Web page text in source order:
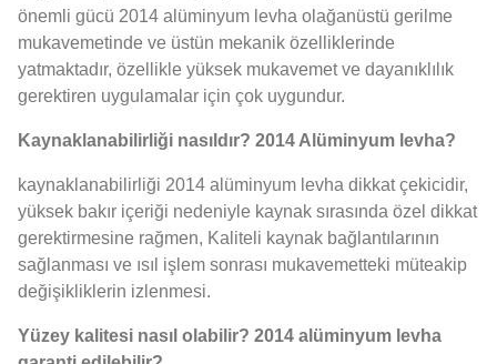
önemli gücü 2014 alüminyum levha olağanüstü gerilme
mukavemetinde ve üstün mekanik özelliklerinde
yatmaktadır, özellikle yüksek mukavemet ve dayanıklılık
gerektiren uygulamalar için çok uygundur.
Kaynaklanabilirliği nasıldır? 2014 Alüminyum levha?
kaynaklanabilirliği 2014 alüminyum levha dikkat çekicidir,
yüksek bakır içeriği nedeniyle kaynak sırasında özel dikkat
gerektirmesine rağmen, Kaliteli kaynak bağlantılarının
sağlanması ve ısıl işlem sonrası mukavemetteki müteakip
değişikliklerin izlenmesi.
Yüzey kalitesi nasıl olabilir? 2014 alüminyum levha